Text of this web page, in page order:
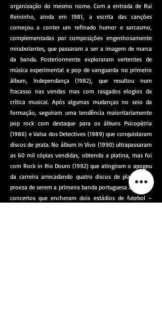
organização do mesmo nome. Com a entrada de Rui
Reininho, ainda em 1981, a escrita das canções
começou a conter um refinado humor e sarcasmo,
complementadas por composições engenhosamente
mirabolantes, que passaram a ser a imagem de marca
da banda. Posteriormente exploraram vertentes de
música experimental e pop de vanguarda no primeiro
álbum, Independança (1982), que resultou num
fracasso nas vendas mas com rasgados elogios da
crítica musical. Após algumas mudanças no seio da
formação, seguiram uma tendência maioritariamente
pop rock com destaque para os álbuns Psicopátria
(1986) e Valsa dos Detectives (1989) que conquistaram
discos de prata. No álbum In Vivo (1990) ultrapassaram
as 60 mil cópias vendidas, obtendo a platina, mas foi
com Rock in Rio Douro (1992) que atingiram o apogeu
da carreira arrecadando quatro discos de platina e a
proeza de serem a primeira banda portuguesa a realizar
concertos que encheram dois estádios de futebol –